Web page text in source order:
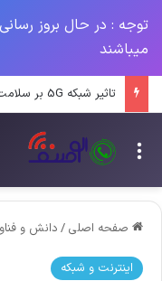
توجه : در حال بروز
میباشند
تاثیر شبکه 5G بر سلامت انسان و محیط زیست
منو
صفحه اصلی / دانش و
اینترنت و شبکه